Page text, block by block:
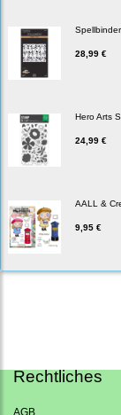
28,99 €
Hero Arts
24,99 €
AALL &
9,95 €
Rechtliches
AGB